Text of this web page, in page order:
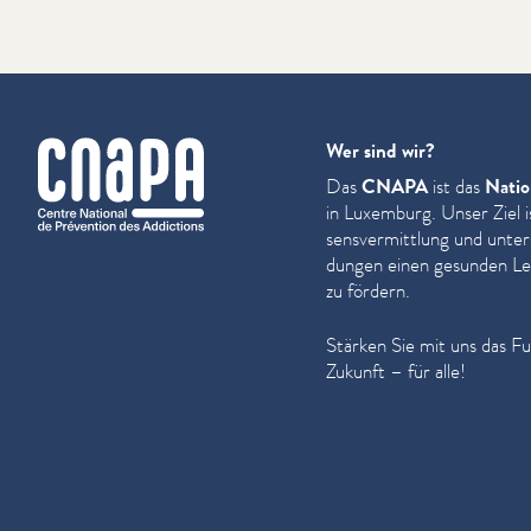
cnapa
Wer sind wir?
DasCNAPAist das
in Luxemburg. Unser
sensver­mit­tlung und
dun­gen einen gesunden
zu fördern.
Stärken Sie mit uns das
Zukunft – für alle!